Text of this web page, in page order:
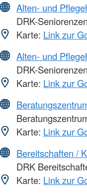
Alten- und
DRK-
Karte: Link zur
Alten- und
DRK-
Karte: Link zur
Karte: Link zur
Bereitschaften /
DRK
Karte: Link zur